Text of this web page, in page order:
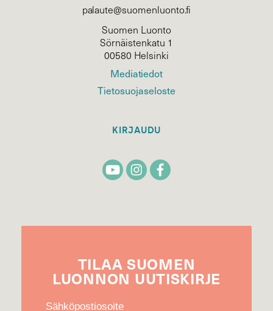
palaute@suomenluonto.fi
Suomen Luonto
Sörnäistenkatu 1
00580 Helsinki
Mediatiedot
Tietosuojaseloste
KIRJAUDU
TILAA SUOMEN
LUONNON UUTIS­KIRJE
Sähköpostiosoite